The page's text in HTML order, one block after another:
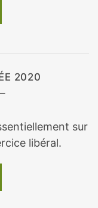
2020
sur
libéral.